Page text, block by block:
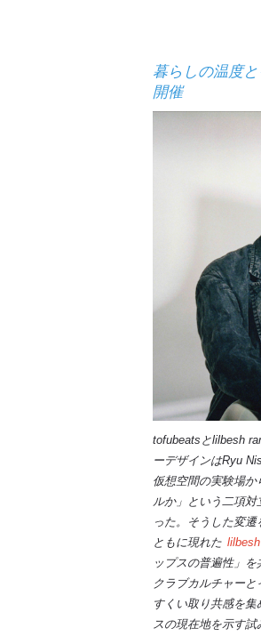
暮らしの温度
開催
tofubeatsとlilbesh
ーデザインはRyu
仮想空間の実験場
ルか」という二項
った。そうした変
ともに現れた
ップスの普遍性」を
クラブカルチャー
すくい取り共感を
スの現在地を示す